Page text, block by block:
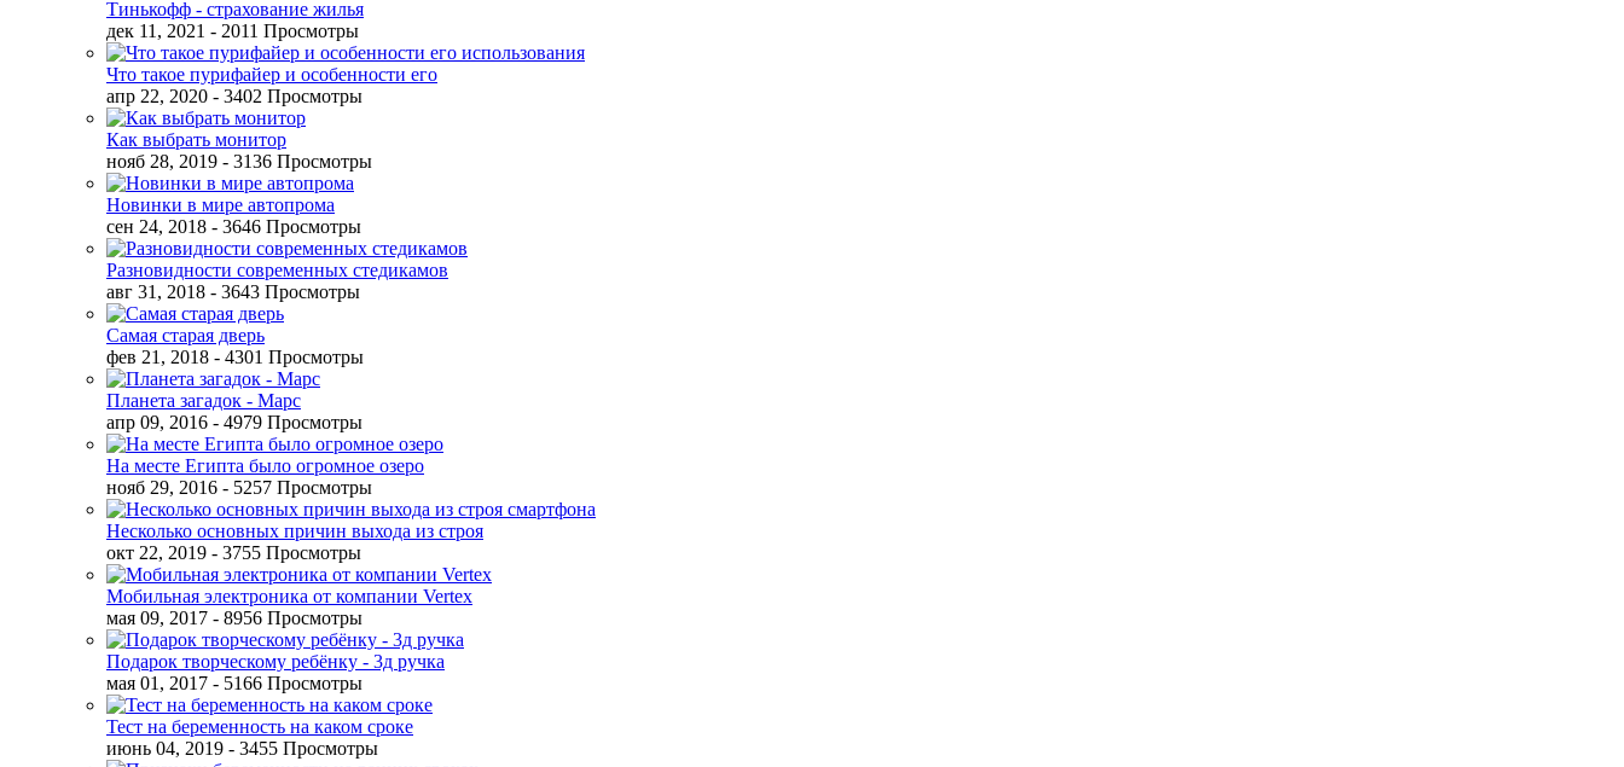
Тинькофф - страхование жилья
дек 11, 2021 - 2011 Просмотры
Что такое пурифайер и особенности его
апр 22, 2020 - 3402 Просмотры
Как выбрать монитор
нояб 28, 2019 - 3136 Просмотры
Новинки в мире автопрома
сен 24, 2018 - 3646 Просмотры
Разновидности современных стедикамов
авг 31, 2018 - 3643 Просмотры
Самая старая дверь
фев 21, 2018 - 4301 Просмотры
Планета загадок - Марс
апр 09, 2016 - 4979 Просмотры
На месте Египта было огромное озеро
нояб 29, 2016 - 5257 Просмотры
Несколько основных причин выхода из строя
окт 22, 2019 - 3755 Просмотры
Мобильная электроника от компании Vertex
мая 09, 2017 - 8956 Просмотры
Подарок творческому ребёнку - 3д ручка
мая 01, 2017 - 5166 Просмотры
Тест на беременность на каком сроке
июнь 04, 2019 - 3455 Просмотры